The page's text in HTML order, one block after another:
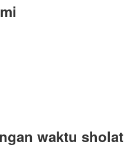
waktu sholat